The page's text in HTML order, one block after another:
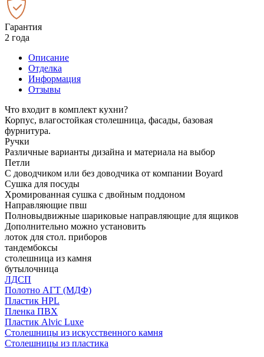
Гарантия
2 года
Описание
Отделка
Информация
Отзывы
Что входит в комплект кухни?
Корпус, влагостойкая столешница, фасады, базовая
фурнитура.
Ручки
Различные варианты дизайна и материала на выбор
Петли
С доводчиком или без доводчика от компании Boyard
Сушка для посуды
Хромированная сушка с двойным поддоном
Направляющие пвш
Полновыдвижные шариковые направляющие для ящиков
Дополнительно можно установить
лоток для стол. приборов
тандембоксы
столешница из камня
бутылочница
ЛДСП
Полотно АГТ (МДФ)
Пластик HPL
Пленка ПВХ
Пластик Alvic Luxe
Столешницы из искусственного камня
Столешницы из пластика